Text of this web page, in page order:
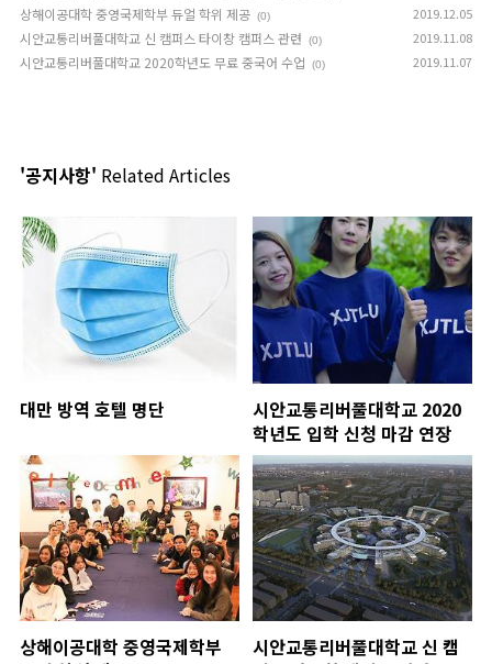
상해이공대학 중영국제학부 듀얼 학위 제공 (0) 2019.12.05
시안교통리버풀대학교 신 캠퍼스 타이창 캠퍼스 관련 (0) 2019.11.08
시안교통리버풀대학교 2020학년도 무료 중국어 수업 (0) 2019.11.07
'공지사항' Related Articles
대만 방역 호텔 명단
시안교통리버풀대학교 2020
학년도 입학 신청 마감 연장
상해이공대학 중영국제학부
시안교통리버풀대학교 신 캠